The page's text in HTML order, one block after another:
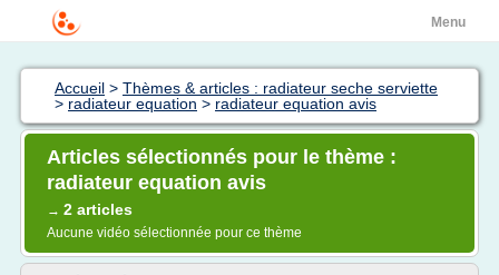
Menu
Accueil > Thèmes & articles : radiateur seche serviette
> radiateur equation > radiateur equation avis
Articles sélectionnés pour le thème :
radiateur equation avis
→ 2 articles
Aucune vidéo sélectionnée pour ce thème